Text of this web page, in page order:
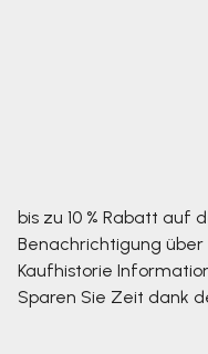
bis zu 10 % Rabatt auf
Benachrichtigung
Kaufhistorie
Sparen Sie Zeit dank